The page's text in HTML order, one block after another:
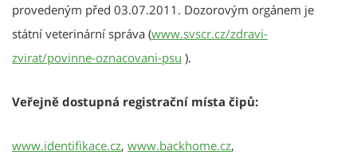
provedeným před 03.07.2011. Dozorovým orgánem je
státní veterinární správa (www.svscr.cz/zdravi-
zvirat/povinne-oznacovani-psu ).
Veřejně dostupná registrační místa čipů:
www.identifikace.cz, www.backhome.cz,